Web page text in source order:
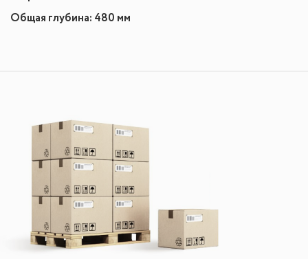
Общая глубина: 480 мм